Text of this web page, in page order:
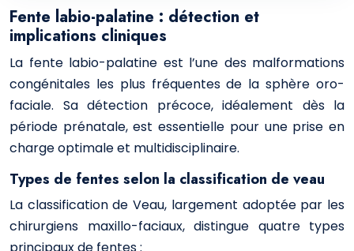
Fente labio-palatine : détection et
implications cliniques
La fente labio-palatine est l’une des malformations
congénitales les plus fréquentes de la sphère oro-
faciale. Sa détection précoce, idéalement dès la
période prénatale, est essentielle pour une prise en
charge optimale et multidisciplinaire.
Types de fentes selon la classification de veau
La classification de Veau, largement adoptée par les
chirurgiens maxillo-faciaux, distingue quatre types